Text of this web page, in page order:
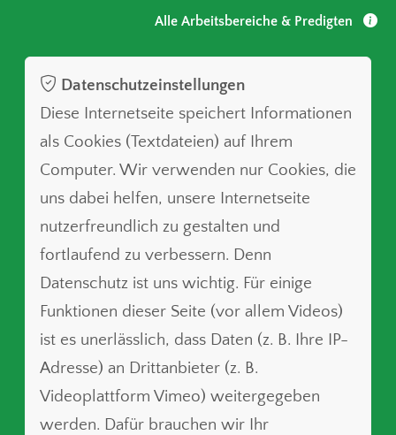
Alle Arbeitsbereiche & Predigten
Datenschutzeinstellungen
Diese Internetseite speichert Informationen
als Cookies (Textdateien) auf Ihrem
Computer. Wir verwenden nur Cookies, die
uns dabei helfen, unsere Internetseite
nutzerfreundlich zu gestalten und
fortlaufend zu verbessern. Denn
Datenschutz ist uns wichtig. Für einige
Funktionen dieser Seite (vor allem Videos)
ist es unerlässlich, dass Daten (z. B. Ihre IP-
Adresse) an Drittanbieter (z. B.
Videoplattform Vimeo) weitergegeben
werden. Dafür brauchen wir Ihr